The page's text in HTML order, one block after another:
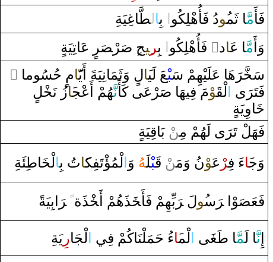
فَأَمَّ‍‍ا‌ ثَم‍‍ُ‍و‌دُ‌ فَأُهْلِكُو ‌ بِ‍ال‍‍طَّ‍‍اغِ‍‍يَةِ
وَ‌أَ مَّ‍‍ا‌ ع‍‍َ‍ا‌د‌‌ٌ ‌ فَأُهْلِكُو ‌ بِ‍‍ر‍ِ‍ي‍‍ح‌ صَ‍‍رْ‍صَ‍‍رٍ‌ عَاتِيَةٍ
سَ‍خَّ‍رَهَا‌ عَلَيْهِمْ سَ‍‍بْ‍‍عَ لَي‍‍َ‍ال ‌ ‌وَثَمَانِيَةَ ‌أَيّ‍‍َ‍امٍ حُسُوما‌ ‌ ً
فَتَ‍رَ ‌ى‌ لْ‍‍قَ‍‍وْمَ فِيهَا‌ صَ‍‍رْعَى‌ كَأَنَّ‍‍هُمْ ‌أَعْج‍‍َ‍ا‌زُ‌ نَ‍‍خْ‍‍لٍ
خَ‍‍ا‌وِيَةٍ
فَهَلْ تَ‍رَ ‌ى‌ لَهُمْ مِ‍‌‍ن ْ بَاقِ‍‍يَةٍ
وَج‍‍َ‍ا‌ءَ‌ فِ‍‍ر ْعَ‍‍وْنُ ‌وَمَ‍‌‍ن قَ‍‍بْ‍‍لَ‍‍هُ ‌وَ لْمُؤْتَفِك‍‍َ‍اتُ بِ‍الْ‍‍خَ‍‍اطِ‍‍ئَةِ
فَعَ‍صَ‍‍وْ‌ا‌ ‌‍رَس‍‍ُ‍ولَ ‌‍رَبِّهِمْ فَأَ‍خَ‍‍ذَهُمْ ‌أَ‍ خْ‍‍ذَةً‌ ‌‍رَ ‌ابِيَةً
إِنَّ‍‍ا‌ لَ‍‍مَّ‍‍ا‌ طَ‍‍غَ‍‍ى‌ لْم‍‍َ‍ا‌ءُ‌ حَمَلْنَاكُمْ فِي لْجَا‌رِيَةِ